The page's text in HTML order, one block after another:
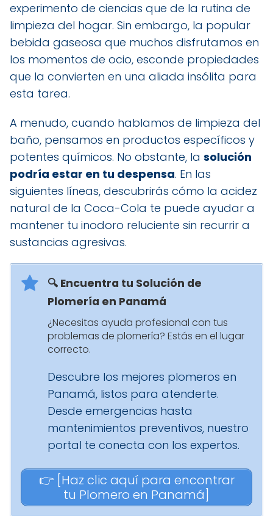
experimento de ciencias que de la rutina de
limpieza del hogar. Sin embargo, la popular
bebida gaseosa que muchos disfrutamos en
los momentos de ocio, esconde propiedades
que la convierten en una aliada insólita para
esta tarea.
A menudo, cuando hablamos de limpieza del
baño, pensamos en productos específicos y
potentes químicos. No obstante, la solución
podría estar en tu despensa. En las
siguientes líneas, descubrirás cómo la acidez
natural de la Coca-Cola te puede ayudar a
mantener tu inodoro reluciente sin recurrir a
sustancias agresivas.
🔍 Encuentra tu Solución de
Plomería en Panamá
¿Necesitas ayuda profesional con tus
problemas de plomería? Estás en el lugar
correcto.
Descubre los mejores plomeros en
Panamá, listos para atenderte.
Desde emergencias hasta
mantenimientos preventivos, nuestro
portal te conecta con los expertos.
👉 [Haz clic aquí para encontrar
tu Plomero en Panamá]